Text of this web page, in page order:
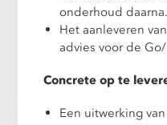
onderhoud daarna.
Het aanleveren
advies voor de
Concrete op te
Een uitwerking